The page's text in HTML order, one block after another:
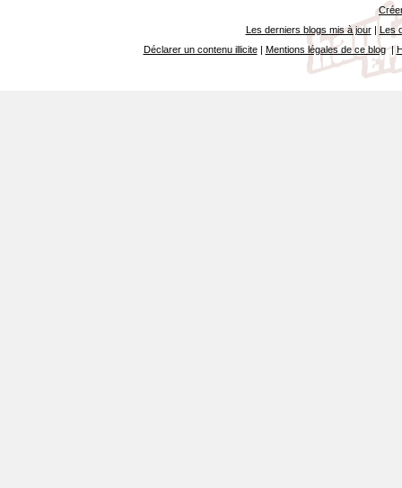
Les derniers blogs mis à jour| Les
Déclarer un contenu illicite| Mentions légales de ce blog|